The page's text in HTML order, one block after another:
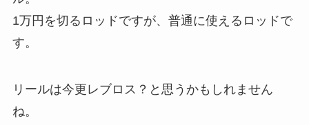
1万円を切るロッドですが、普通に使えるロッドで
す。
リールは今更レブロス？と思うかもしれません
ね。